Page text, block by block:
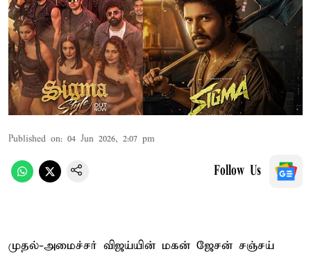
Published on: 04 Jun 2026, 2:07 pm
Follow Us
முதல்-அமைச்சர் விஜய்யின் மகன் ஜேசன் சஞ்சய்